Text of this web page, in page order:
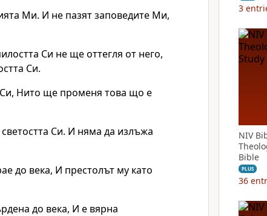
Ми. И не пазят заповедите Ми,
Си не ще оттегля от него,
Си.
Нито ще променя това що е
Си. И няма да излъжа
до века, И престолът му като
до века, И е вярна
3
NIV
Bible
PLUS
36